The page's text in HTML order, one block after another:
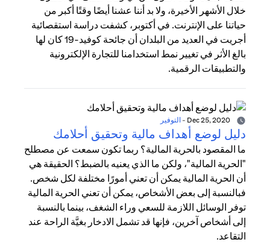
خلال الأشهر الأخيرة، ولا بد أننا عشنا أيضًا وقتًا أكبر من
حياتنا على الإنترنت. في أكتوبر، كشفت دراسة استقصائية
أجريت في العديد من البلدان أن جائحة كوفيد-19 كان لها
بالغ الأثر في تغيير نمط استخدامنا للتجارة الإلكترونية
والتطبيقات الرقمية.
- التوفير
دليل لوضع أهداف مالية وتحقيق أحلامك
ما المقصود بالحرية المالية؟ ربما تكون سمعت عن مصطلح
"الحرية المالية"، ولكن ما الذي يعنيه بالضبط؟ الحقيقة هي
أن الحرية المالية يمكن أن تعني أمورًا مختلفة لكل شخص.
فبالنسبة إلى بعض الأشخاص، يمكن أن تعني الحرية المالية
توفر الوسائل اللازمة للسعي وراء الشغف، بينما بالنسبة
إلى أشخاص آخرين، فإنها قد تشمل الادخار بغيَّة الراحة عند
التقاعد.